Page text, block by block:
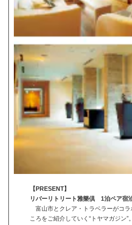
【PRESENT】
リバーリトリート雅樂倶 1泊ペア宿
富山市とクレア・トラベラーがコラ
ころをご紹介していく“トヤマガジン”